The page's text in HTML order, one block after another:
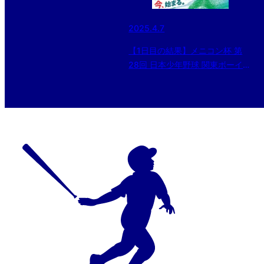
2025.4.7
【1日目の結果】メニコン杯 第
28回 日本少年野球 関東ボーイズ